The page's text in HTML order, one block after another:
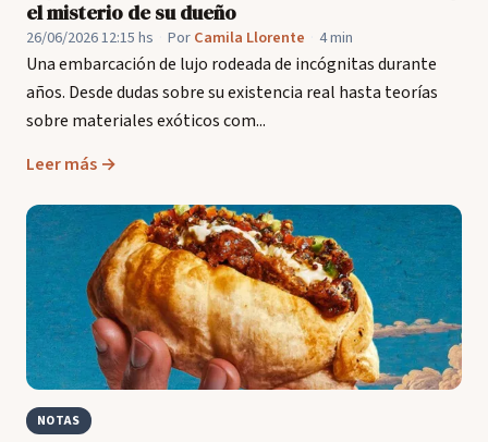
el misterio de su dueño
26/06/2026 12:15 hs PorCamila Llorente 4 min
Una embarcación de lujo rodeada de incógnitas durante
años. Desde dudas sobre su existencia real hasta teorías
sobre materiales exóticos com...
Leer más →
NOTAS